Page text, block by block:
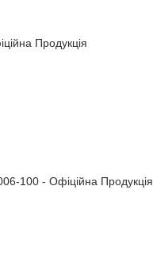
Продукція
100 - Офіційна Продукція